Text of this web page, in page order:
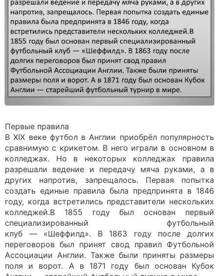
Первые правила
В XIX веке футбол в Англии приобрёл популярность
сравнимую с крикетом. В него играли в основном в
колледжах. Но в некоторых колледжах правила
разрешали ведение и передачу мяча руками, а в
других напротив, запрещалось. Первая попытка
создать единые правила была предпринята в 1846
году, когда встретились представители нескольких
колледжей.В 1855 году был основан первый
специализированный футбольный
клуб — «Шеффилд». В 1863 году после долгих
переговоров был принят свод правил Футбольной
Ассоциации Англии. Также были приняты размеры
поля и ворот. А в 1871 году был основан Кубок